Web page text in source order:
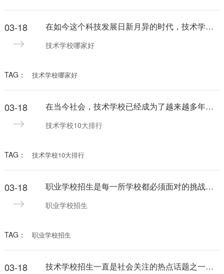
03-18 在如今这个科技发展日新月异的时代，技术学校哪家好一直是人们关注的热门话题。随着互联网的普及和信息化的发展，选择一个好的技术学校不仅可以提高个人的就业竞争力，还可以帮助实现个人的职业发展目标。
技术学校哪家好
TAG： 技术学校哪家好
03-18 在当今社会，技术学校已经成为了越来越多年轻人的选择。随着社会的发展和进步，对技术人才的需求也越来越大。而选择一所排名靠前的技术学校，无疑会为你的未来之路打下坚实的基础。以下是技术学校10大排行，希望对你有所启发。
技术学校10大排行
TAG： 技术学校10大排行
03-18 职业学校招生是每一所学校都必须面对的挑战。在当今竞争激烈的教育领域，各种学校都竞相争取优秀学生。如果你想让更多的学生了解你的学校并报名就读，那么在搜索引擎优化（SEO）方面需要做出一些努力。
职业学校招生
TAG： 职业学校招生
03-18 技术学校招生一直是社会关注的热点话题之一。随着科技的不断发展，对技术人才的需求也在不断增加。因此，选择一所优质的技术学校学习成为了许多学生和家长的首要选择。